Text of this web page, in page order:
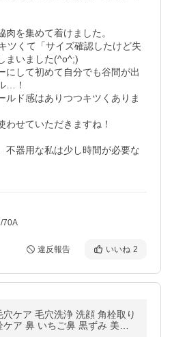
を集めて着けました。
ツくて「サイズ確認したけど失
まいました(^o^;)
にして初めて自分でも谷間が出
…！
ルド感はありつつキツくありま
せていただきますね！
不器用な私は少し時間が必要な
70A
違反報告 いいね 2
ケア 毛穴洗浄 洗顔 角栓取り
ア 鼻 いちご鼻 黒ずみ 美顔